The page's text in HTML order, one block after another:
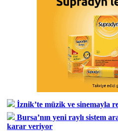
İznik’te müzik ve sinemayla
Bursa’nın yeni raylı sistem
karar veriyor